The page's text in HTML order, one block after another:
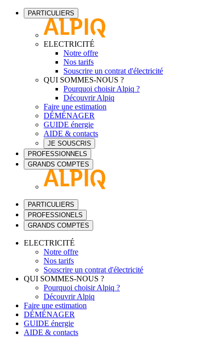
PARTICULIERS
ELECTRICITÉ
Notre offre
Nos tarifs
Souscrire un contrat d'électricité
QUI SOMMES-NOUS ?
Pourquoi choisir Alpiq ?
Découvrir Alpiq
Faire une estimation
DÉMÉNAGER
GUIDE énergie
AIDE & contacts
JE SOUSCRIS
PROFESSIONNELS
GRANDS COMPTES
PARTICULIERS
PROFESSIONELS
GRANDS COMPTES
ELECTRICITÉ
Notre offre
Nos tarifs
Souscrire un contrat d'électricité
QUI SOMMES-NOUS ?
Pourquoi choisir Alpiq ?
Découvrir Alpiq
Faire une estimation
DÉMÉNAGER
GUIDE énergie
AIDE & contacts